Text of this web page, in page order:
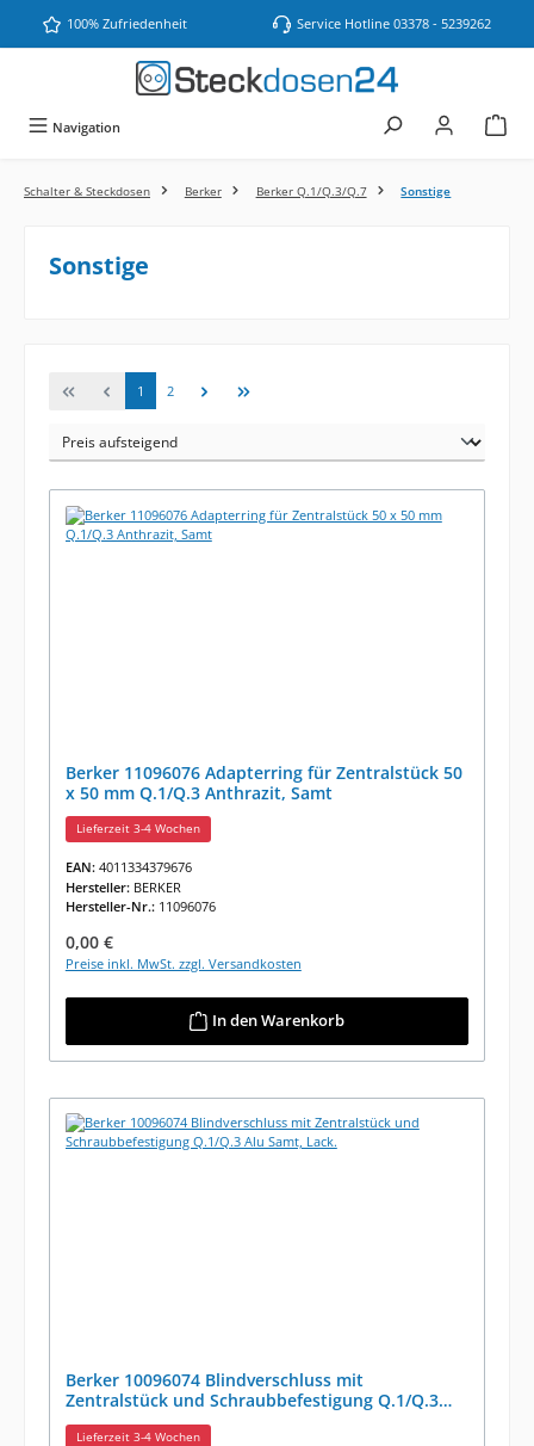
Zum Hauptinhalt springen
100% Zufriedenheit Service Hotline 03378 - 5239262
Navigation
Schalter & Steckdosen Berker Berker Q.1/Q.3/Q.7 Sonstige
Sonstige
Seite
1 Seite
2
Berker 11096076 Adapterring für Zentralstück 50
x 50 mm Q.1/Q.3 Anthrazit, Samt
Lieferzeit 3-4 Wochen
EAN: 4011334379676
Hersteller: BERKER
Hersteller-Nr.: 11096076
Regulärer Preis:
0,00 €
Preise inkl. MwSt. zzgl. Versandkosten
In den Warenkorb
Berker 10096074 Blindverschluss mit
Zentralstück und Schraubbefestigung Q.1/Q.3
Alu Samt, Lack.
Lieferzeit 3-4 Wochen